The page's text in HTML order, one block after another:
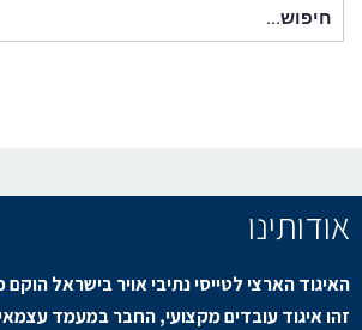
אודותינו
זהו איגוד עובדים מקצועי, החבר במעמד